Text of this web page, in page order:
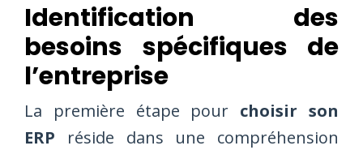
Identification des
besoins spécifiques de
l’entreprise
La première étape pour choisir son
ERP réside dans une compréhension